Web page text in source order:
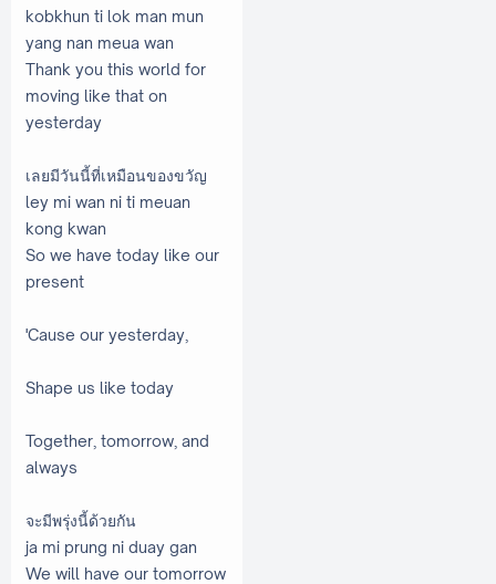
kobkhun ti lok man mun
yang nan meua wan
Thank you this world for
moving like that on
yesterday
เลยมีวันนี้ที่เหมือนของขวัญ
ley mi wan ni ti meuan
kong kwan
So we have today like our
present
'Cause our yesterday,
Shape us like today
Together, tomorrow, and
always
จะมีพรุ่งนี้ด้วยกัน
ja mi prung ni duay gan
We will have our tomorrow